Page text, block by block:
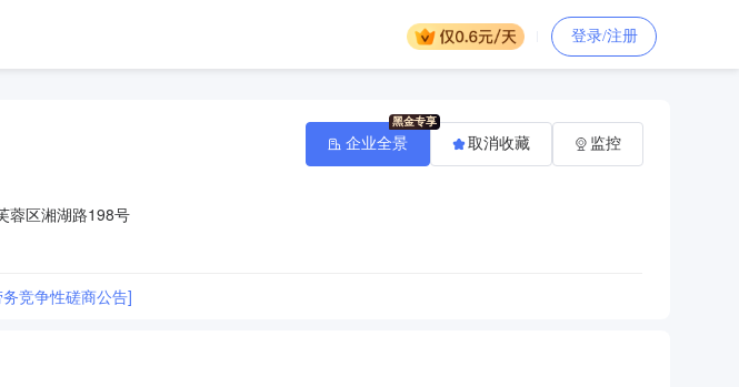
登录/注册
蓉区湘湖路198号
竞争性磋商公告]
企业全景 取消收藏 监控